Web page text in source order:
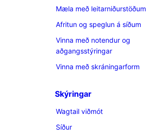
Mæla með leitarniðurstöðum
Afritun og speglun á síðum
Vinna með notendur og
aðgangsstýringar
Vinna með skráningarform
Skýringar
Wagtail viðmót
Síður